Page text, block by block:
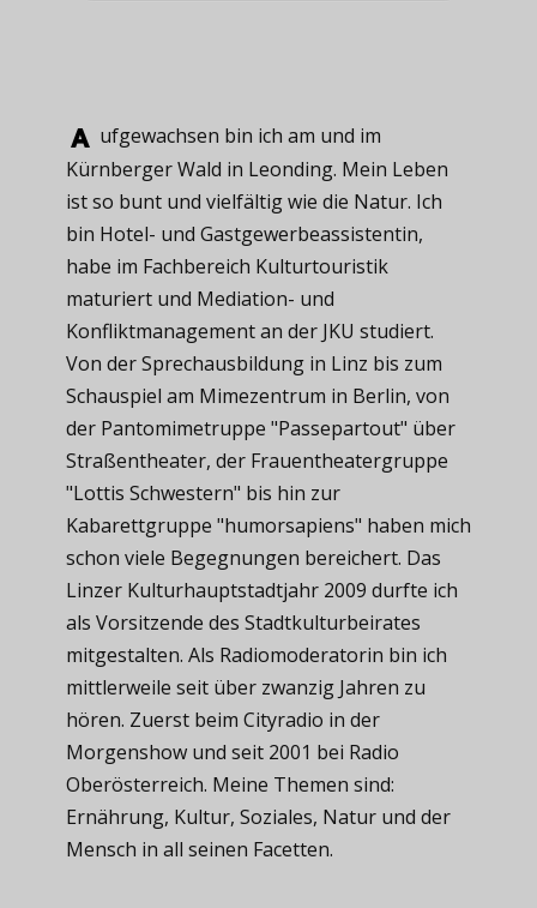
ufgewachsen ​bin ich am und im
Kürnberger Wald in Leonding. Mein Leben
ist so bunt und vielfältig wie die Natur. Ich
bin Hotel- und Gastgewerbeassistentin,
habe im Fachbereich Kulturtouristik
maturiert und Mediation- und
Konfliktmanagement an der JKU studiert.
Von der Sprechausbildung in Linz bis zum
Schauspiel am Mimezentrum in Berlin, von
der Pantomimetruppe "Passepartout" über
Straßentheater, der Frauentheatergruppe
"Lottis Schwestern" bis hin zur
Kabarettgruppe "humorsapiens" haben mich
schon viele Begegnungen bereichert. Das
Linzer Kulturhauptstadtjahr 2009 durfte ich
als Vorsitzende des Stadtkulturbeirates
mitgestalten. Als Radiomoderatorin bin ich
mittlerweile seit über zwanzig Jahren zu
hören. Zuerst beim Cityradio in der
Morgenshow und seit 2001 bei Radio
Oberösterreich. Meine Themen sind:
Ernährung, Kultur, Soziales, Natur und der
Mensch in all seinen Facetten.